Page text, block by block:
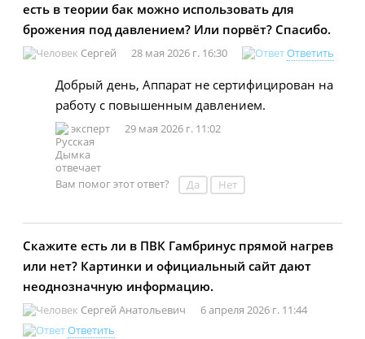
есть в теории бак можно использовать для
брожения под давлением? Или порвёт? Спасибо.
Сергей 28 мая 2026 г. 16:30 Ответить
Добрый день, Аппарат не сертифицирован на
работу с повышенным давлением.
эксперт 29 мая 2026 г. 11:02
Вам помог этот ответ? Да Нет
Скажите есть ли в ПВК Гамбринус прямой нагрев
или нет? Картинки и официальный сайт дают
неоднозначную информацию.
Сергей Анатольевич
6 апреля 2026 г. 11:44
Ответить